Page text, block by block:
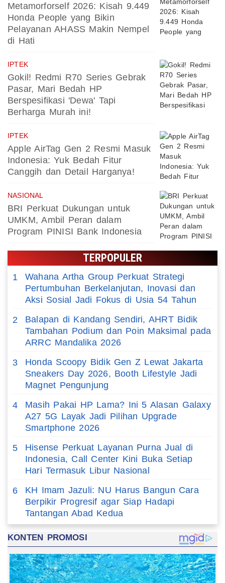
Metamorforself 2026: Kisah 9.449
Honda People yang Bikin
Pelayanan AHASS Makin Nempel
di Hati
IPTEK
Gokil! Redmi R70 Series Gebrak
Pasar, Mari Bedah HP
Berspesifikasi 'Dewa' Tapi
Berharga Murah ini!
IPTEK
Apple AirTag Gen 2 Resmi Masuk
Indonesia: Yuk Bedah Fitur
Canggih dan Detail Harganya!
NASIONAL
BRI Perkuat Dukungan untuk
UMKM, Ambil Peran dalam
Program PINISI Bank Indonesia
TERPOPULER
1
Wahana Artha Group Perkuat Strategi
Pertumbuhan Berkelanjutan, Inovasi dan
Aksi Sosial Jadi Fokus di Usia 54 Tahun
2
Balapan di Kandang Sendiri, AHRT Bidik
Tambahan Podium dan Poin Maksimal pada
ARRC Mandalika 2026
3
Honda Scoopy Bidik Gen Z Lewat Jakarta
Sneakers Day 2026, Booth Lifestyle Jadi
Magnet Pengunjung
4
Masih Pakai HP Lama? Ini 5 Alasan Galaxy
A27 5G Layak Jadi Pilihan Upgrade
Smartphone 2026
5
Hisense Perkuat Layanan Purna Jual di
Indonesia, Call Center Kini Buka Setiap
Hari Termasuk Libur Nasional
6
KH Imam Jazuli: NU Harus Bangun Cara
Berpikir Progresif agar Siap Hadapi
Tantangan Abad Kedua